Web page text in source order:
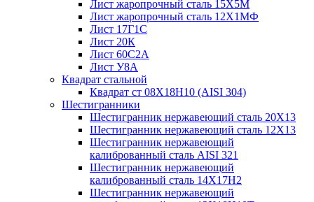
Лист жаропрочный сталь 15Х5М
Лист жаропрочный сталь 12Х1МФ
Лист 17Г1С
Лист 20К
Лист 60С2А
Лист У8А
Квадрат стальной
Квадрат ст 08Х18Н10 (AISI 304)
Шестигранники
Шестигранник нержавеющий сталь 20Х13
Шестигранник нержавеющий сталь 12Х13
Шестигранник нержавеющий
калиброванный сталь AISI 321
Шестигранник нержавеющий
калиброванный сталь 14Х17Н2
Шестигранник нержавеющий